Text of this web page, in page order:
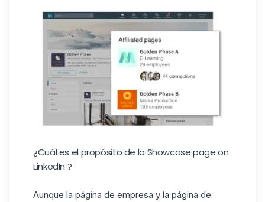
¿Cuál es el propósito de la Showcase page on
LinkedIn ?
Aunque la página de empresa y la página de